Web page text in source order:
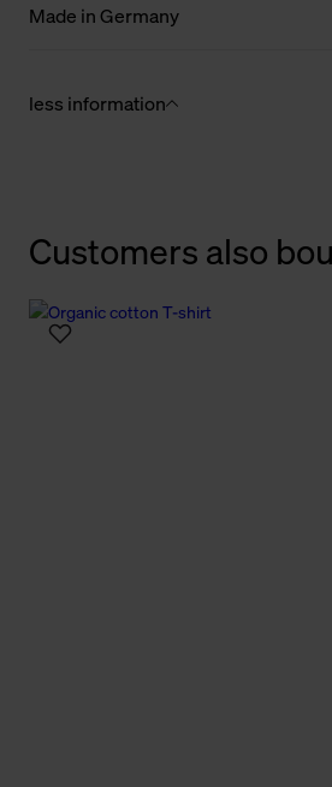
Made in Germany
less information
Customers also